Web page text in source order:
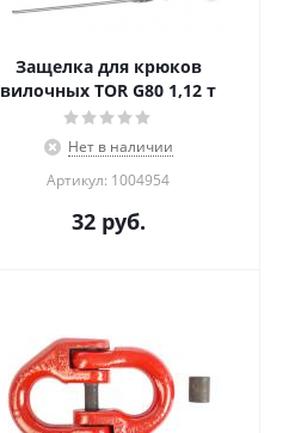
Защелка для крюков
вилочных TOR G80 1,12 т
Нет в наличии
Артикул: 1004954
32руб.